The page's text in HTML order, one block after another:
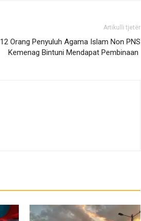
Artikulli tjetër
12 Orang Penyuluh Agama Islam Non PNS
Kemenag Bintuni Mendapat Pembinaan